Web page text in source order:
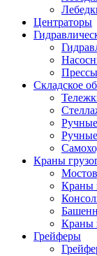
Центраторы
Складское
Краны
Краны
Краны
Грейферы